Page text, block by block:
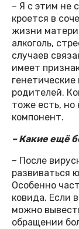
– Я с этим не
кроется в
жизни матери
алкоголь,
случаев
имеет
родителей.
тоже есть, но
компонент.
– Какие ещё
– После
развиваться
Особенно
ковида. Если
можно
обращении